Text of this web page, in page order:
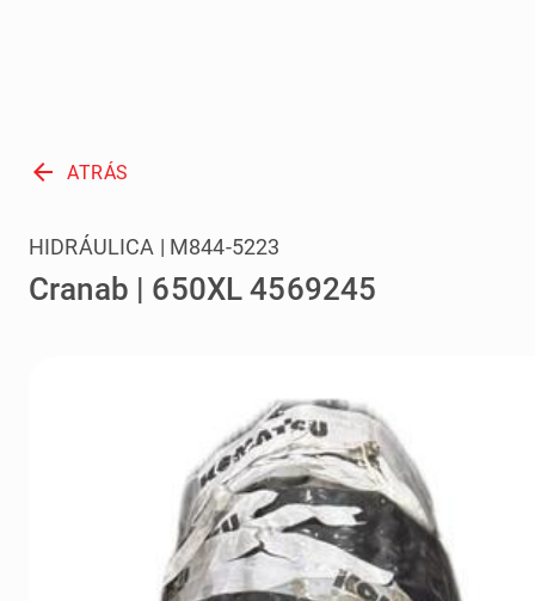
arrow_back ATRÁS
Cranab | 650XL 4569245
HIDRÁULICA | M844-5223